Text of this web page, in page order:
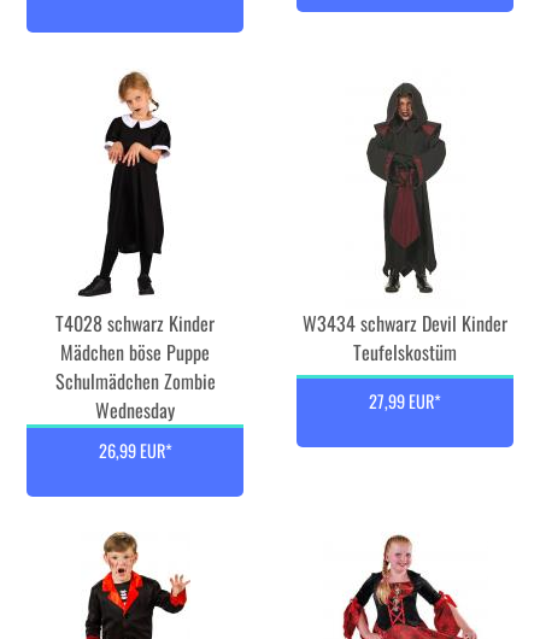
T4028 schwarz Kinder
Mädchen böse Puppe
Schulmädchen Zombie
Wednesday
26,99 EUR*
W3434 schwarz Devil Kinder
Teufelskostüm
27,99 EUR*